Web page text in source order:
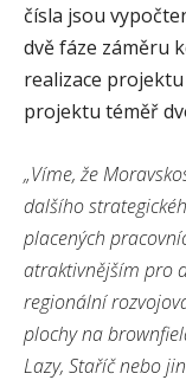
čísla jsou
dvě fáze záměru
realizace
projektu téměř
„Víme, že
dalšího
placených
atraktivnějším pro
regionální
plochy na
Lazy, Staříč nebo